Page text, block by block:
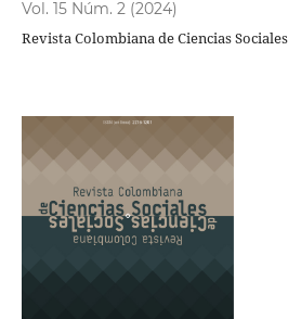
Vol. 15 Núm. 2 (2024)
Revista Colombiana de Ciencias